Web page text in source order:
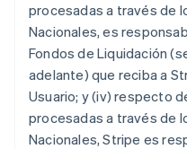
procesadas a través de
Nacionales, es
Fondos de Liquidación
adelante) que reciba a
Usuario; y (iv) respecto
procesadas a través de
Nacionales, Stripe es